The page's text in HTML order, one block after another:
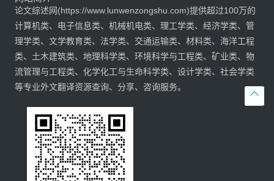

论文综述网(https://www.lunwenzongshu.com)提供超过100万的
计算机类、电子信息类、机械机电类、理工学类、经济学类、管
理学类、文学教育类、法学类、交通运输类、材料类、海洋工程
类、土木建筑类、地理科学类、环境科学与工程类、矿业类、物
流管理与工程类、化学化工与生命科学类、设计学类、社会学类
等专业外文翻译资源查询、分享、咨询服务。